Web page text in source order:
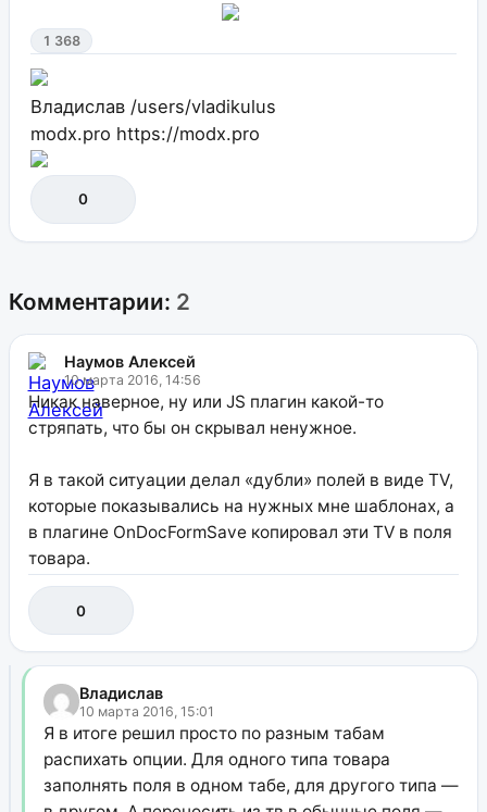
1 368
Владислав /users/vladikulus
modx.pro https://modx.pro
0
Комментарии: 2
Наумов Алексей
10 марта 2016, 14:56
Никак наверное, ну или JS плагин какой-то
стряпать, что бы он скрывал ненужное.
Я в такой ситуации делал «дубли» полей в виде TV,
которые показывались на нужных мне шаблонах, а
в плагине OnDocFormSave копировал эти TV в поля
товара.
0
Владислав
10 марта 2016, 15:01
Я в итоге решил просто по разным табам
распихать опции. Для одного типа товара
заполнять поля в одном табе, для другого типа —